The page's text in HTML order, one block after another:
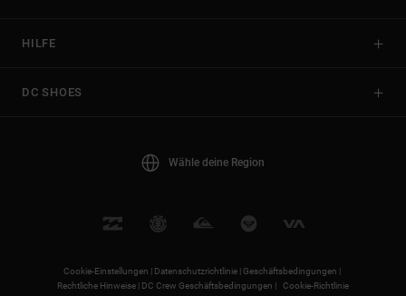
HILFE
DC SHOES
Wähle deine Region
Cookie-Einstellungen | Datenschutzrichtlinie |Geschäftsbedingungen |
Rechtliche Hinweise | DC Crew Geschäftsbedingungen |
Cookie-Richtlinie